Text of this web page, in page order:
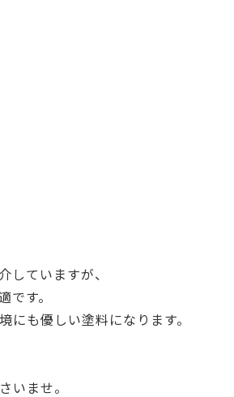
ていますが、
す。
も優しい塗料になります。
いませ。